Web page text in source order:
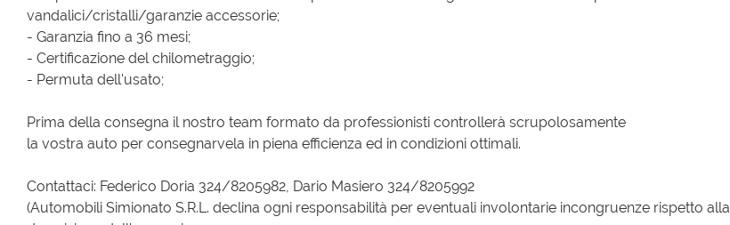
vandalici/cristalli/garanzie accessorie;
- Garanzia fino a 36 mesi;
- Certificazione del chilometraggio;
- Permuta dell'usato;
Prima della consegna il nostro team formato da professionisti controllerà scrupolosamente
la vostra auto per consegnarvela in piena efficienza ed in condizioni ottimali.
Contattaci: Federico Doria 324/8205982, Dario Masiero 324/8205992
(Automobili Simionato S.R.L. declina ogni responsabilità per eventuali involontarie incongruenze rispetto alla